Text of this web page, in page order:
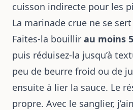
cuisson indirecte pour les
La marinade crue ne se
Faites-la bouillir au moins
puis réduisez-la jusqu’à
peu de beurre froid ou de
ensuite à lier la sauce. Le
propre. Avec le sanglier,